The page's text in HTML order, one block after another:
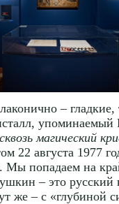
–
магический
22 августа 1977
Мы попадаем на
– это
же – с «глубиной